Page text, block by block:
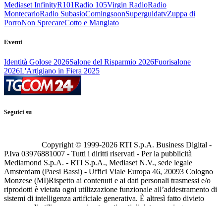
Mediaset InfinityR101Radio 105Virgin RadioRadio
MontecarloRadio SubasioComingsoonSuperguidatvZuppa di
PorroNon SprecareCotto e Mangiato
Eventi
Identità Golose 2026Salone del Risparmio 2026Fuorisalone
2026L'Artigiano in Fiera 2025
Seguici su
Copyright © 1999-2026 RTI S.p.A. Business Digital -
P.Iva 03976881007 - Tutti i diritti riservati - Per la pubblicità
Mediamond S.p.A. - RTI S.p.A., Mediaset N.V., sede legale
Amsterdam (Paesi Bassi) - Uffici Viale Europa 46, 20093 Cologno
Monzese (MI)Rispetto ai contenuti e ai dati personali trasmessi e/o
riprodotti è vietata ogni utilizzazione funzionale all’addestramento di
sistemi di intelligenza artificiale generativa. È altresì fatto divieto